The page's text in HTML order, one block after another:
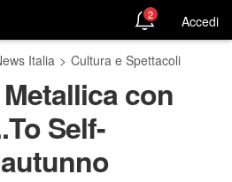
2 Accedi
Italia > Cultura e Spettacoli
con
Self-